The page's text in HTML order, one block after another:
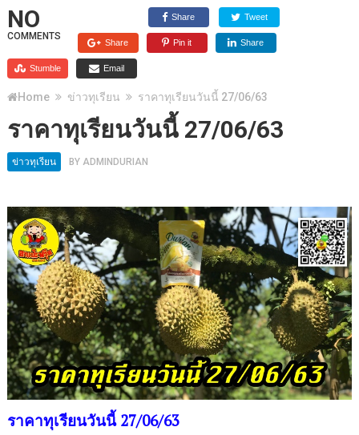
NO
COMMENTS
Share Tweet
Share Pin it Share
Stumble Email
Home ข่าวทุเรียน ราคาทุเรียนวันนี้ 27/06/63
ราคาทุเรียนวันนี้ 27/06/63
ข่าวทุเรียน BY ADMINDURIAN
ราคาทุเรียนวันนี้ 27/06/63